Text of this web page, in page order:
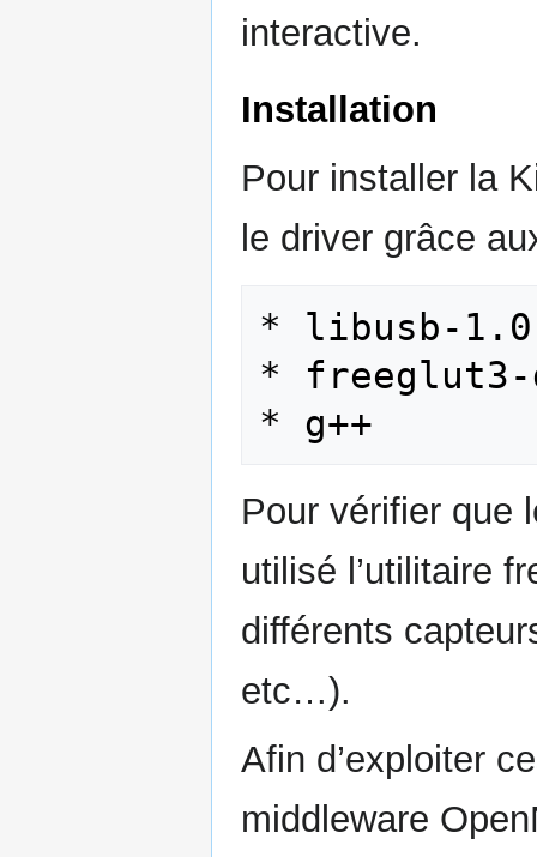
interactive.
Installation
Pour installer la
le driver grâce
* libusb-
*
Pour vérifier que
utilisé l’utilitaire
différents
etc…).
Afin d’exploiter
middleware